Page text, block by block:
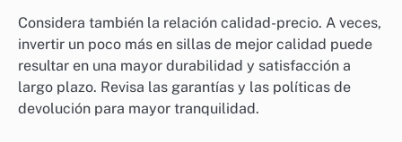
Considera también la relación calidad-precio. A veces,
invertir un poco más en sillas de mejor calidad puede
resultar en una mayor durabilidad y satisfacción a
largo plazo. Revisa las garantías y las políticas de
devolución para mayor tranquilidad.